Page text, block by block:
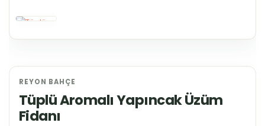
REYON BAHÇE
Tüplü Aromalı Yapıncak Üzüm
Fidanı